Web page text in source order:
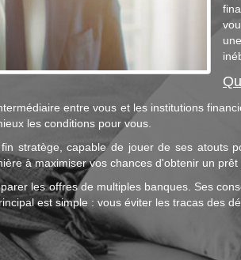
entre vous et les institutions
les conditions pour vous.
stratège, capable de jouer de ses atouts
à maximiser vos chances d'obtenir un
les offres de multiples banques. Ses
est simple : vous éviter les tracas des